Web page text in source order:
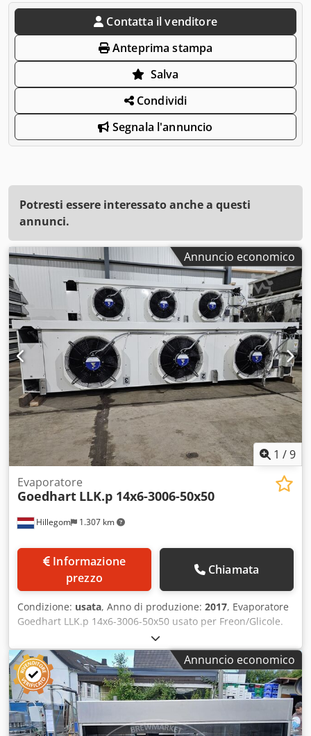
Contatta il venditore
Anteprima stampa
Salva
Condividi
Segnala l'annuncio
Potresti essere interessato anche a questi
annunci.
Annuncio economico
1 /9
Hillegom 1.307 km
Evaporatore
Goedhart LLK.p 14x6-3006-50x50
prezzo
Chiamata
Condizione: usata, Anno di produzione: 2017, Evaporatore
Goedhart LLK.p 14x6-3006-50x50 usato per Freon/Glicole.
Completo di 3 ventilatori Ziehl-Abegg FN050-ZID.DC.A7P2 -
50/60 Hz - 1,0 kW - 1550 RPM - diametro 500 mm e portata
d'aria totale di 25.000 m³/h. Dcsdpfxerlk Dcs Aayok
Annuncio economico